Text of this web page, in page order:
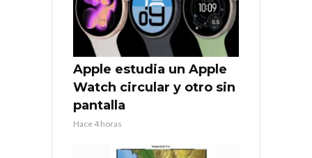
Apple estudia un Apple
Watch circular y otro sin
pantalla
Hace 4 horas